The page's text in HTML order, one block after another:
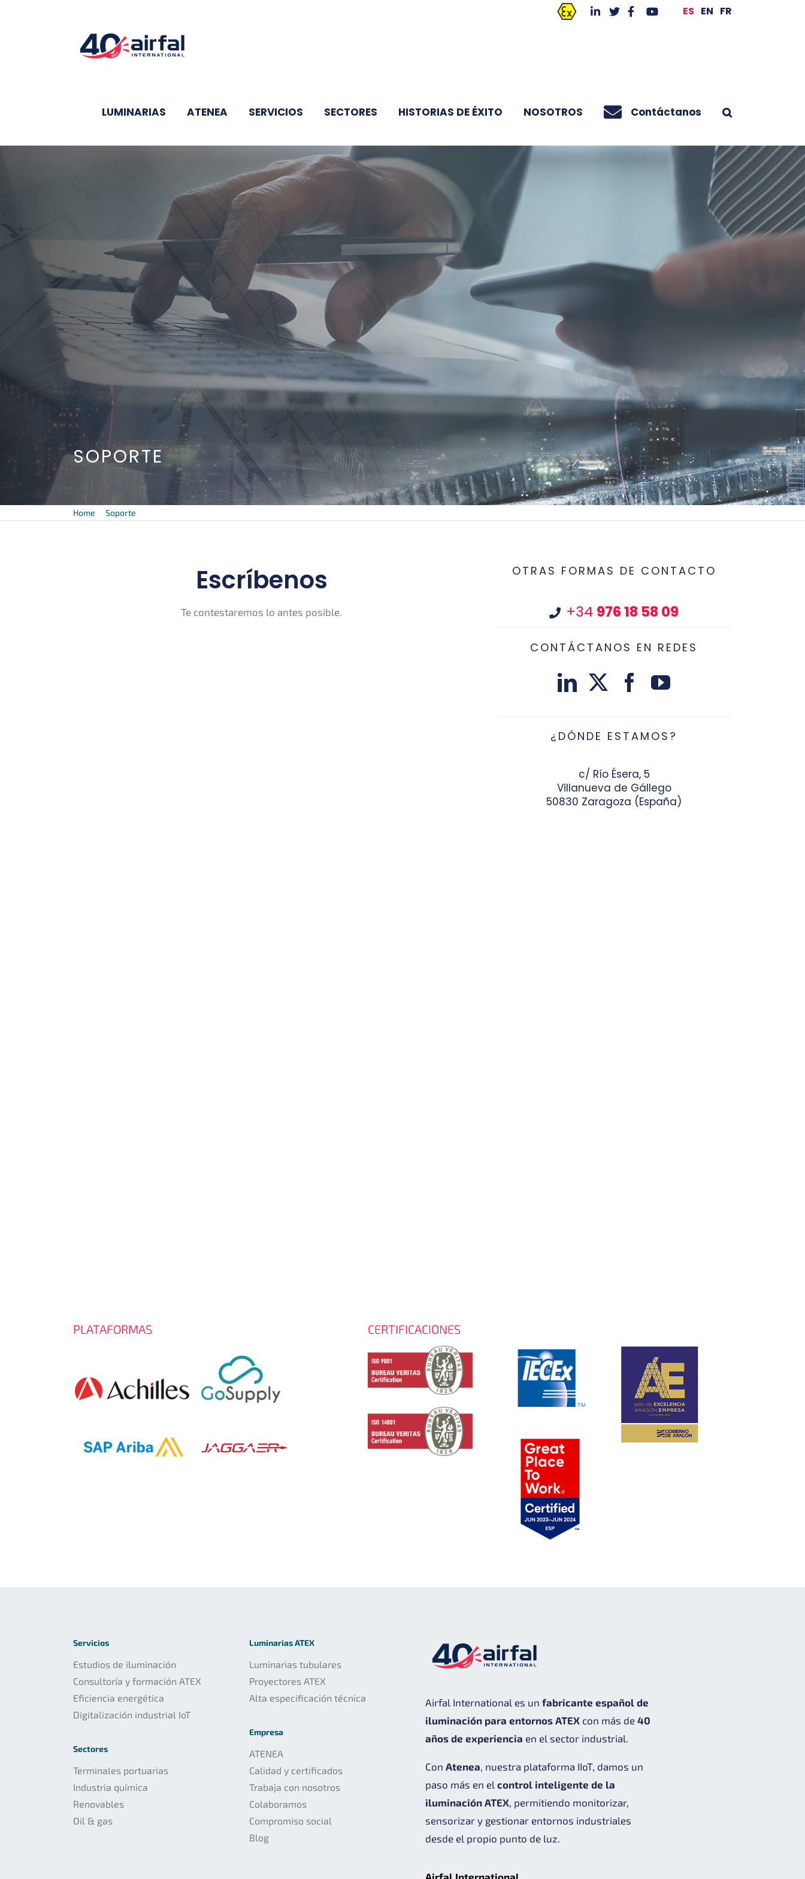
ES EN FR
LUMINARIAS ATENEA SERVICIOS SECTORES HISTORIAS DE ÉXITO NOSOTROS Contáctanos
SOPORTE
Home Soporte
Escríbenos
Te contestaremos lo antes posible.
OTRAS FORMAS DE CONTACTO
+34 976 18 58 09
CONTÁCTANOS EN REDES
¿DÓNDE ESTAMOS?
c/ Río Ésera, 5
Villanueva de Gállego
50830 Zaragoza (España)
PLATAFORMAS CERTIFICACIONES
Servicios
Estudios de iluminación
Consultoría y formación ATEX
Eficiencia energética
Digitalización industrial IoT
Sectores
Terminales portuarias
Industria química
Renovables
Oil & gas
Luminarias ATEX
Luminarias tubulares
Proyectores ATEX
Alta especificación técnica
Empresa
ATENEA
Calidad y certificados
Trabaja con nosotros
Colaboramos
Compromiso social
Blog
Airfal International es unfabricante español de
iluminación para entornos ATEX con más de40
años de experiencia en el sector industrial.
ConAtenea , nuestra plataforma IIoT, damos un
paso más en elcontrol inteligente de la
iluminación ATEX , permitiendo monitorizar,
sensorizar y gestionar entornos industriales
desde el propio punto de luz.
Airfal International